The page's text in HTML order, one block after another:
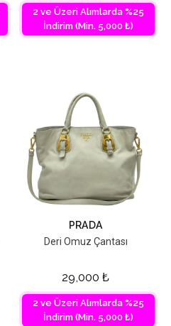
2 ve Üzeri Alımlarda %25
İndirim (Min. 5,000 ₺)
PRADA
Deri Omuz Çantası
29,000 ₺
2 ve Üzeri Alımlarda %25
İndirim (Min. 5,000 ₺)